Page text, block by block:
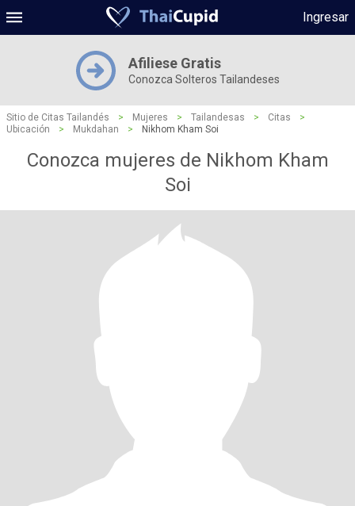
Ingresar
Afiliese Gratis
Conozca Solteros Tailandeses
Sitio de Citas Tailandés > Mujeres > Tailandesas > Citas
>
Ubicación
> Mukdahan > Nikhom Kham Soi
Conozca mujeres de Nikhom Kham
Soi